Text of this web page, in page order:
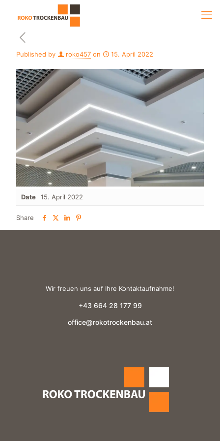
Published by roko457 on 15. April 2022
Date 15. April 2022
Share
Wir freuen uns auf Ihre Kontaktaufnahme!
+43 664 28 177 99
office@rokotrockenbau.at